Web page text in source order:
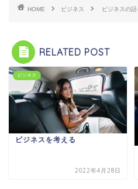
HOME ビジネス ビジネスの
RELATED POST
ビジネス
ビジネスを考える
2022年4月28日